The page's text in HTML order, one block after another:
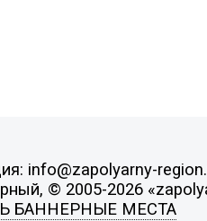
info@zapolyarny-
© 2005-2026
БАННЕРНЫЕ МЕСТА